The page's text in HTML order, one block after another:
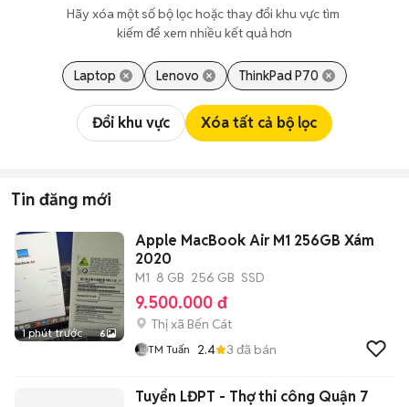
Hãy xóa một số bộ lọc hoặc thay đổi khu vực tìm
kiếm để xem nhiều kết quả hơn
Laptop Lenovo ThinkPad P70
Đổi khu vực Xóa tất cả bộ lọc
Tin đăng mới
1 phút trước 6
Apple MacBook Air M1 256GB Xám
2020
M1 8 GB 256 GB SSD
9.500.000 đ
Thị xã Bến Cát
TM Tuấn 2.4 3 đã bán
Tuyển LĐPT - Thợ thi công Quận 7